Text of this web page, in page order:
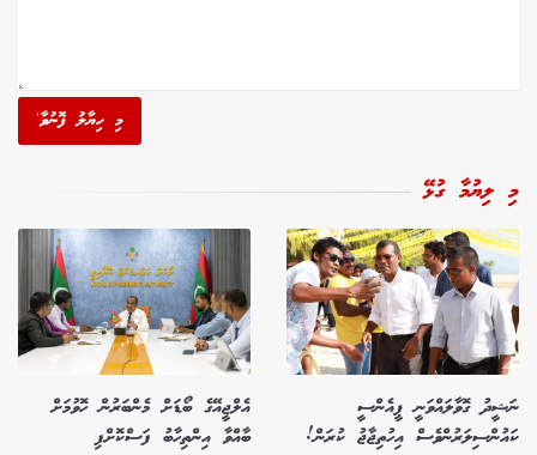
މި ހިޔާލު ފޮނުވާ'
މި ލިޔުމާ ގުޅޭ
ނަޝީދު ގޮވާލައްވަނީ ޕީއެންސީ
ކައުންސިލަރުންވެސް އިހުތިޖާޖު ކުރަން!
އެލްޖީއޭގެ ބޯޑަށް މެންބަރުން ހޮވުމަށް
ބާއްވާ އިންތިހާބު ފަސްކޮށްފި